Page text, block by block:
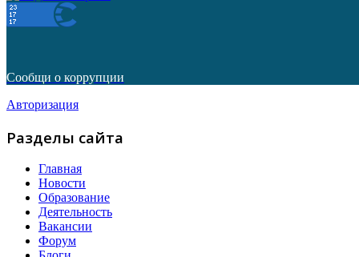
Сообщи о коррупции
Авторизация
Разделы сайта
Главная
Новости
Образование
Деятельность
Вакансии
Форум